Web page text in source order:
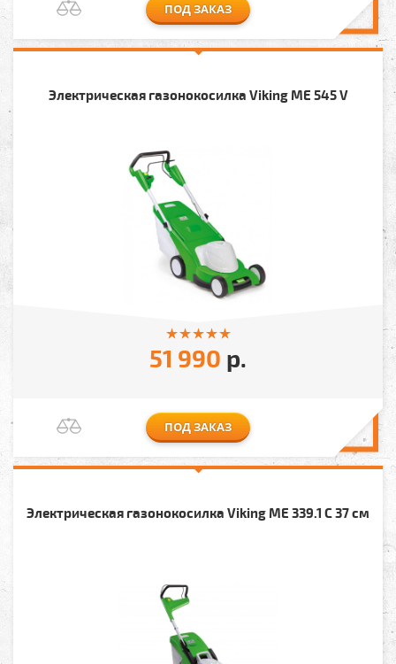
ПОД ЗАКАЗ
Электрическая газонокосилка Viking МЕ 545 V
51 990 р.
ПОД ЗАКАЗ
Электрическая газонокосилка Viking МЕ 339.1 С 37 см